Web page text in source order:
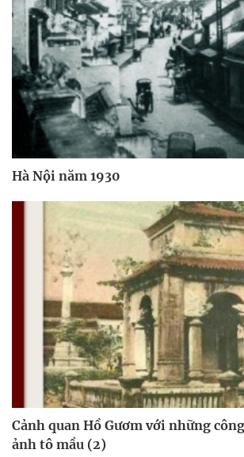
Hà Nội năm 1930
Cảnh quan Hồ Gươm với những
ảnh tô mầu (2)